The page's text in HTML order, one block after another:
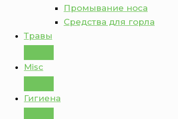
Промывание носа
Средства для горла
Травы
Misc
Гигиена